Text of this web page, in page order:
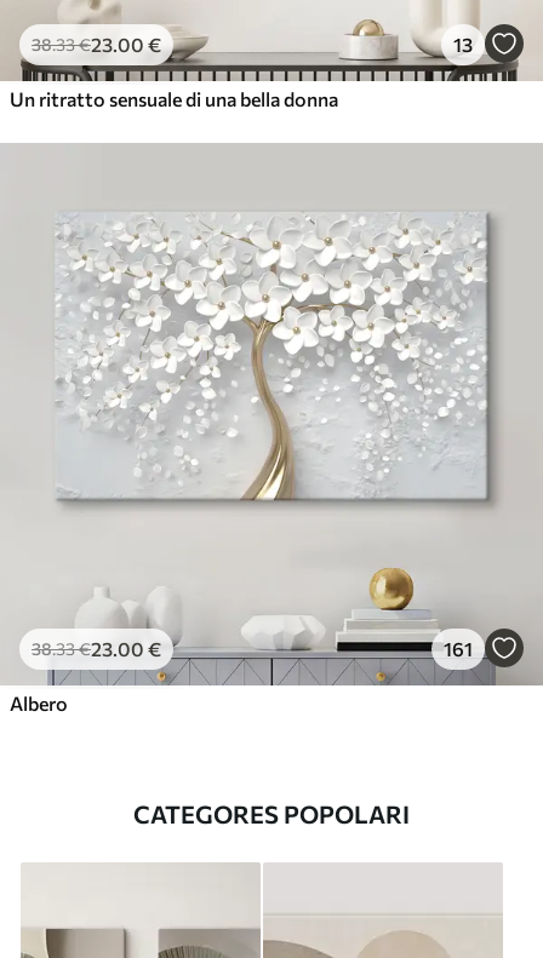
38.33€23.00 € 13
Un ritratto sensuale di una bella donna
38.33€23.00 € 161
Albero
CATEGORES POPOLARI